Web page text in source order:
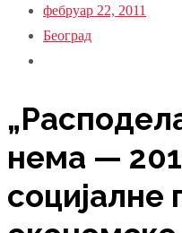
фебруар 22, 2011
Београд
нема —
социјалне